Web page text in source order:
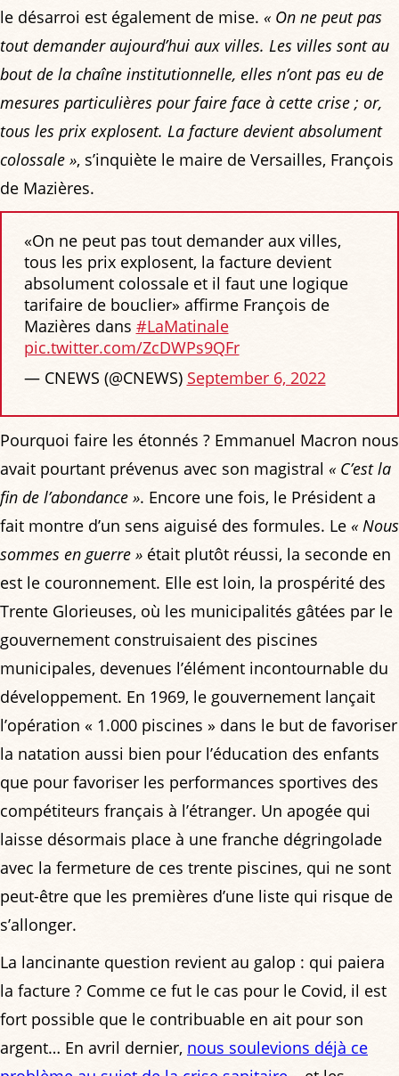
le désarroi est également de mise. « On ne peut pas
tout demander aujourd’hui aux villes. Les villes sont au
bout de la chaîne institutionnelle, elles n’ont pas eu de
mesures particulières pour faire face à cette crise ; or,
tous les prix explosent. La facture devient absolument
colossale », s’inquiète le maire de Versailles, François
de Mazières.
«On ne peut pas tout demander aux villes,
tous les prix explosent, la facture devient
absolument colossale et il faut une logique
tarifaire de bouclier» affirme François de
Mazières dans #LaMatinale
pic.twitter.com/ZcDWPs9QFr
— CNEWS (@CNEWS) September 6, 2022
Pourquoi faire les étonnés ? Emmanuel Macron nous
avait pourtant prévenus avec son magistral « C’est la
fin de l’abondance ». Encore une fois, le Président a
fait montre d’un sens aiguisé des formules. Le « Nous
sommes en guerre » était plutôt réussi, la seconde en
est le couronnement. Elle est loin, la prospérité des
Trente Glorieuses, où les municipalités gâtées par le
gouvernement construisaient des piscines
municipales, devenues l’élément incontournable du
développement. En 1969, le gouvernement lançait
l’opération « 1.000 piscines » dans le but de favoriser
la natation aussi bien pour l’éducation des enfants
que pour favoriser les performances sportives des
compétiteurs français à l’étranger. Un apogée qui
laisse désormais place à une franche dégringolade
avec la fermeture de ces trente piscines, qui ne sont
peut-être que les premières d’une liste qui risque de
s’allonger.
La lancinante question revient au galop : qui paiera
la facture ? Comme ce fut le cas pour le Covid, il est
fort possible que le contribuable en ait pour son
argent… En avril dernier, nous soulevions déjà ce